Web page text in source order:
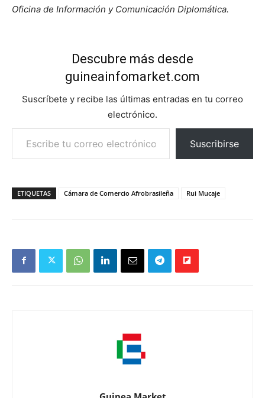
Oficina de Información y Comunicación Diplomática.
Descubre más desde
guineainfomarket.com
Suscríbete y recibe las últimas entradas en tu correo
electrónico.
Escribe tu correo electrónico…
Suscribirse
ETIQUETAS Cámara de Comercio Afrobrasileña Rui Mucaje